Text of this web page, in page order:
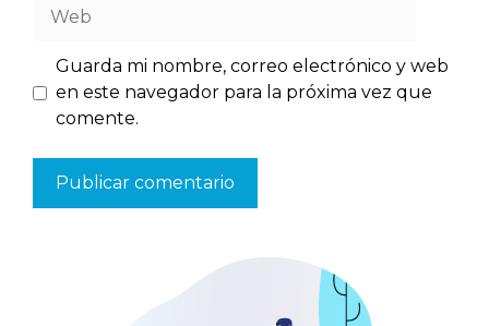
Guarda mi nombre, correo electrónico y web
en este navegador para la próxima vez que
comente.